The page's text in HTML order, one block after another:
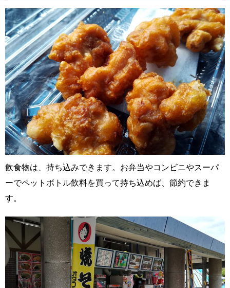
飲食物は、持ち込みできます。お弁当やコンビニやスーパ
ーでペットボトル飲料を買って持ち込めば、節約できま
す。